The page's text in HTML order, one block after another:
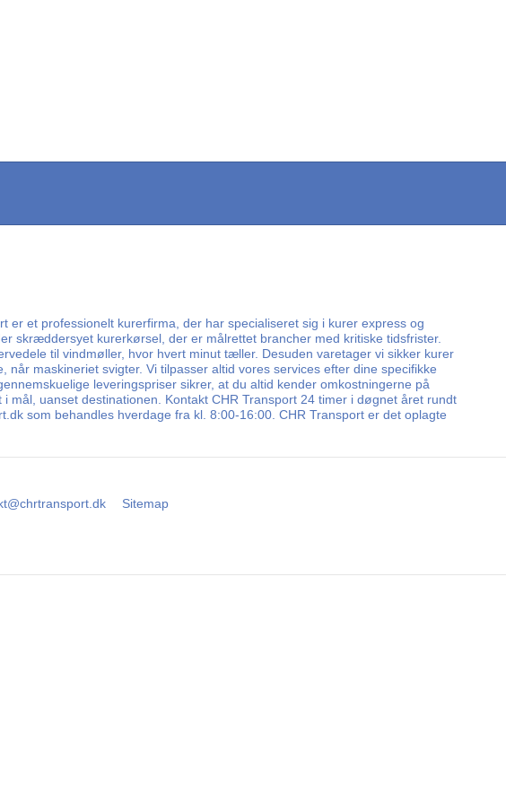
et professionelt kurerfirma, der har specialiseret sig i kurer express og
skræddersyet kurerkørsel, der er målrettet brancher med kritiske tidsfrister.
til vindmøller, hvor hvert minut tæller. Desuden varetager vi sikker kurer
maskineriet svigter. Vi tilpasser altid vores services efter dine specifikke
leveringspriser sikrer, at du altid kender omkostningerne på
uanset destinationen. Kontakt CHR Transport 24 timer i døgnet året rundt
som behandles hverdage fra kl. 8:00-16:00. CHR Transport er det oplagte
Sitemap